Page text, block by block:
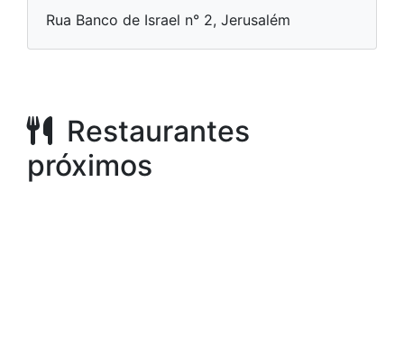
Rua Banco de Israel n° 2, Jerusalém
Restaurantes
próximos